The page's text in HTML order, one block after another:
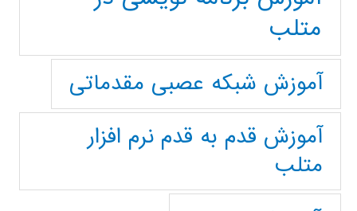
متلب
آموزش شبکه عصبی مقدماتی
آموزش قدم به قدم نرم افزار
متلب